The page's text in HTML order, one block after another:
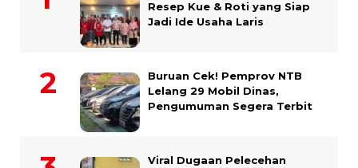
Resep Kue & Roti yang Siap
Jadi Ide Usaha Laris
Buruan Cek! Pemprov NTB
Lelang 29 Mobil Dinas,
Pengumuman Segera Terbit
Viral Dugaan Pelecehan